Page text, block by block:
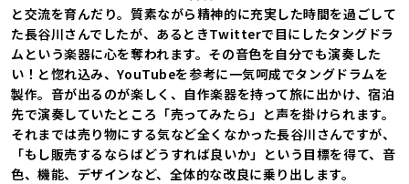
と交流を育んだり。質素ながら精神的に充実した時間を過ごして
た長谷川さんでしたが、あるときTwitterで目にしたタングドラ
ムという楽器に心を奪われます。その音色を自分でも演奏した
い！と惚れ込み、YouTubeを参考に一気呵成でタングドラムを
製作。音が出るのが楽しく、自作楽器を持って旅に出かけ、宿泊
先で演奏していたところ「売ってみたら」と声を掛けられます。
それまでは売り物にする気など全くなかった長谷川さんですが、
「もし販売するならばどうすれば良いか」という目標を得て、音
色、機能、デザインなど、全体的な改良に乗り出します。